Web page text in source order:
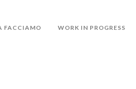
FACCIAMO WORK IN PROGRESS